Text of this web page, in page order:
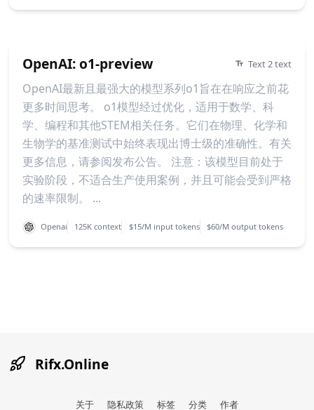
OpenAI: o1-preview Text 2 text
OpenAI最新且最强大的模型系列o1旨在在响应之前花
更多时间思考。 o1模型经过优化，适用于数学、科
学、编程和其他STEM相关任务。它们在物理、化学和
生物学的基准测试中始终表现出博士级的准确性。有关
更多信息，请参阅发布公告。 注意：该模型目前处于
实验阶段，不适合生产使用案例，并且可能会受到严格
的速率限制。 ...
Openai 125K context $15/M input tokens $60/M output tokens
Rifx.Online
关于 隐私政策 标签 分类 作者